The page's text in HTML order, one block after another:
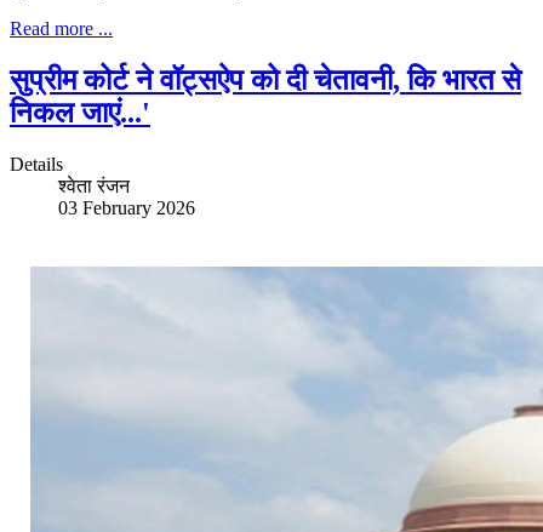
Read more ...
सुप्रीम कोर्ट ने वॉट्सऐप को दी चेतावनी, कि भारत से
निकल जाएं...'
Details
श्वेता रंजन
03 February 2026